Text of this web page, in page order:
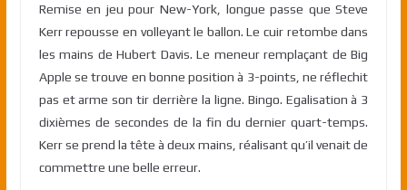
Remise en jeu pour New-York, longue passe que Steve
Kerr repousse en volleyant le ballon. Le cuir retombe dans
les mains de Hubert Davis. Le meneur remplaçant de Big
Apple se trouve en bonne position à 3-points, ne réflechit
pas et arme son tir derrière la ligne. Bingo. Egalisation à 3
dixièmes de secondes de la fin du dernier quart-temps.
Kerr se prend la tête à deux mains, réalisant qu’il venait de
commettre une belle erreur.